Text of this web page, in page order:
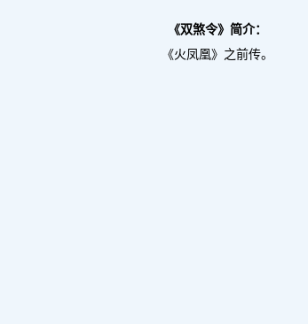
《双煞令》简介：
《火凤凰》之前传。